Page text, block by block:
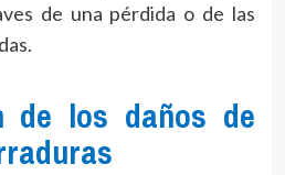
de una pérdida o de las
de los daños de